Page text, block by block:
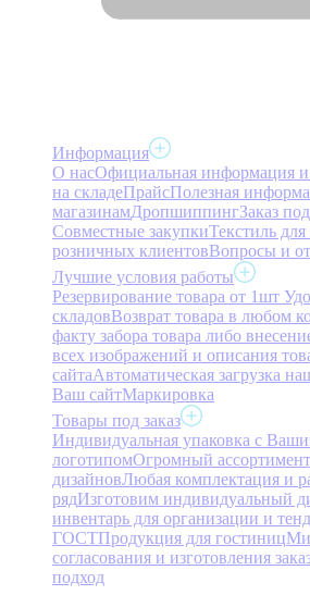
Информация
О насОфициальная информация и
на складеПрайсПолезная
магазинамДропшиппингЗаказ
Совместные закупкиТекстиль
розничных клиентовВопросы и
Лучшие условия работы
Резервирование товара от 1шт
складовВозврат товара в любом
факту забора товара либо
всех изображений и описания
сайтаАвтоматическая загрузка
Ваш сайтМаркировка
Товары под заказ
Индивидуальная упаковка с
логотипомОгромный
дизайновЛюбая комплектация и
рядИзготовим индивидуальный
инвентарь для организации и
ГОСТПродукция для гостиниц
согласования и изготовления
подход